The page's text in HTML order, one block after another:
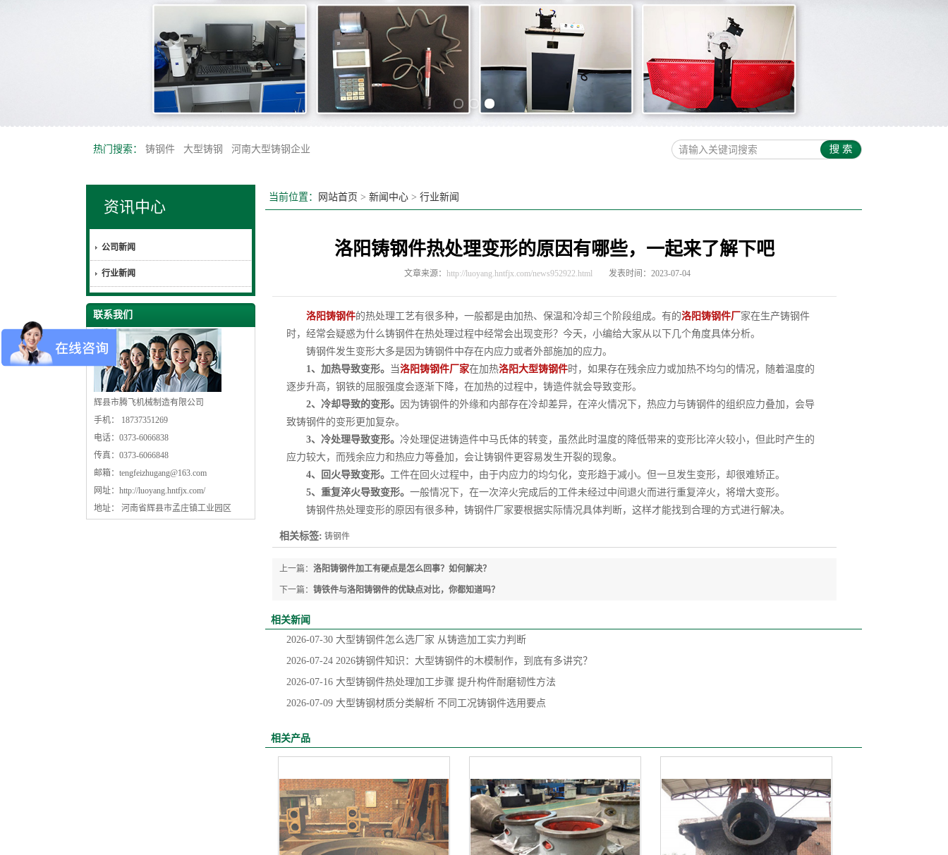
热门搜索： 铸钢件 大型铸钢 河南大型铸钢企业
资讯中心
公司新闻
行业新闻
联系我们
辉县市腾飞机械制造有限公司
手机： 18737351269
电话：0373-6066838
传真：0373-6066848
邮箱： tengfeizhugang@163.com
网址： http://luoyang.hntfjx.com/
地址： 河南省辉县市孟庄镇工业园区
当前位置： 网站首页 > 新闻中心 > 行业新闻
洛阳铸钢件热处理变形的原因有哪些，一起来了解下吧
文章来源： http://luoyang.hntfjx.com/news952922.html 发表时间：2023-07-04
洛阳铸钢件的热处理工艺有很多种，一般都是由加热、保温和冷却三个阶段组成。有的洛阳铸钢件厂 家在生产铸钢件
时，经常会疑惑为什么铸钢件在热处理过程中经常会出现变形？今天，小编给大家从以下几个角度具体分析。
铸钢件发生变形大多是因为铸钢件中存在内应力或者外部施加的应力。
1、加热导致变形。
当洛阳铸钢件厂家在加热洛阳大型铸钢件时，如果存在残余应力或加热不均匀的情况，随着温度的
逐步升高，钢铁的屈服强度会逐渐下降，在加热的过程中，铸造件就会导致变形。
2、冷却导致的变形。
因为铸钢件的外缘和内部存在冷却差异，在淬火情况下，热应力与铸钢件的组织应力叠加，会导
致铸钢件的变形更加复杂。
3、冷处理导致变形。 冷处理促进铸造件中马氏体的转变，虽然此时温度的降低带来的变形比淬火较小，但此时产生的
应力较大，而残余应力和热应力等叠加，会让铸钢件更容易发生开裂的现象。
4、回火导致变形。 工件在回火过程中，由于内应力的均匀化，变形趋于减小。但一旦发生变形，却很难矫正。
5、重复淬火导致变形。 一般情况下，在一次淬火完成后的工件未经过中间退火而进行重复淬火，将增大变形。
铸钢件热处理变形的原因有很多种，铸钢件厂家要根据实际情况具体判断，这样才能找到合理的方式进行解决。
相关标签: 铸钢件
上一篇： 洛阳铸钢件加工有硬点是怎么回事？如何解决？
下一篇： 铸铁件与洛阳铸钢件的优缺点对比，你都知道吗？
相关新闻
2026-07-30 大型铸钢件怎么选厂家 从铸造加工实力判断
2026-07-24 2026铸钢件知识：大型铸钢件的木模制作，到底有多讲究？
2026-07-16 大型铸钢件热处理加工步骤 提升构件耐磨韧性方法
2026-07-09 大型铸钢材质分类解析 不同工况铸钢件选用要点
相关产品